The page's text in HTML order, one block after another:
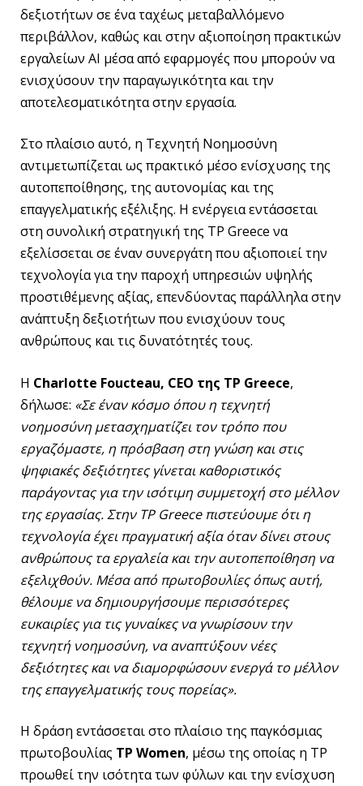
δεξιοτήτων σε ένα ταχέως μεταβαλλόμενο
περιβάλλον, καθώς και στην αξιοποίηση πρακτικών
εργαλείων AI μέσα από εφαρμογές που μπορούν να
ενισχύσουν την παραγωγικότητα και την
αποτελεσματικότητα στην εργασία.
Στο πλαίσιο αυτό, η Τεχνητή Νοημοσύνη
αντιμετωπίζεται ως πρακτικό μέσο ενίσχυσης της
αυτοπεποίθησης, της αυτονομίας και της
επαγγελματικής εξέλιξης. Η ενέργεια εντάσσεται
στη συνολική στρατηγική της TP Greece να
εξελίσσεται σε έναν συνεργάτη που αξιοποιεί την
τεχνολογία για την παροχή υπηρεσιών υψηλής
προστιθέμενης αξίας, επενδύοντας παράλληλα στην
ανάπτυξη δεξιοτήτων που ενισχύουν τους
ανθρώπους και τις δυνατότητές τους.
Η Charlotte Foucteau, CEO της TP Greece,
δήλωσε: «Σε έναν κόσμο όπου η τεχνητή
νοημοσύνη μετασχηματίζει τον τρόπο που
εργαζόμαστε, η πρόσβαση στη γνώση και στις
ψηφιακές δεξιότητες γίνεται καθοριστικός
παράγοντας για την ισότιμη συμμετοχή στο μέλλον
της εργασίας. Στην TP Greece πιστεύουμε ότι η
τεχνολογία έχει πραγματική αξία όταν δίνει στους
ανθρώπους τα εργαλεία και την αυτοπεποίθηση να
εξελιχθούν. Μέσα από πρωτοβουλίες όπως αυτή,
θέλουμε να δημιουργήσουμε περισσότερες
ευκαιρίες για τις γυναίκες να γνωρίσουν την
τεχνητή νοημοσύνη, να αναπτύξουν νέες
δεξιότητες και να διαμορφώσουν ενεργά το μέλλον
της επαγγελματικής τους πορείας».
Η δράση εντάσσεται στο πλαίσιο της παγκόσμιας
πρωτοβουλίας TP Women, μέσω της οποίας η TP
προωθεί την ισότητα των φύλων και την ενίσχυση